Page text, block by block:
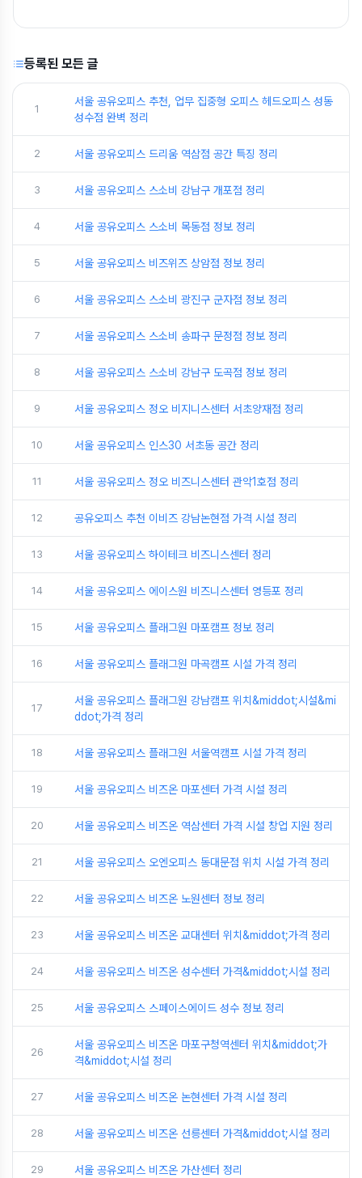
등록된 모든 글
1
서울 공유오피스 추천, 업무 집중형 오피스 헤드오피스 성동
성수점 완벽 정리
2 서울 공유오피스 드리움 역삼점 공간 특징 정리
3 서울 공유오피스 스소비 강남구 개포점 정리
4 서울 공유오피스 스소비 목동점 정보 정리
5 서울 공유오피스 비즈위즈 상암점 정보 정리
6 서울 공유오피스 스소비 광진구 군자점 정보 정리
7 서울 공유오피스 스소비 송파구 문정점 정보 정리
8 서울 공유오피스 스소비 강남구 도곡점 정보 정리
9 서울 공유오피스 정오 비지니스센터 서초양재점 정리
10 서울 공유오피스 인스30 서초동 공간 정리
11 서울 공유오피스 정오 비즈니스센터 관악1호점 정리
12 공유오피스 추천 이비즈 강남논현점 가격 시설 정리
13 서울 공유오피스 하이테크 비즈니스센터 정리
14 서울 공유오피스 에이스원 비즈니스센터 영등포 정리
15 서울 공유오피스 플래그원 마포캠프 정보 정리
16 서울 공유오피스 플래그원 마곡캠프 시설 가격 정리
17
서울 공유오피스 플래그원 강남캠프 위치&middot;시설&mi
ddot;가격 정리
18 서울 공유오피스 플래그원 서울역캠프 시설 가격 정리
19 서울 공유오피스 비즈온 마포센터 가격 시설 정리
20 서울 공유오피스 비즈온 역삼센터 가격 시설 창업 지원 정리
21 서울 공유오피스 오엔오피스 동대문점 위치 시설 가격 정리
22 서울 공유오피스 비즈온 노원센터 정보 정리
23 서울 공유오피스 비즈온 교대센터 위치&middot;가격 정리
24 서울 공유오피스 비즈온 성수센터 가격&middot;시설 정리
25 서울 공유오피스 스페이스에이드 성수 정보 정리
26
서울 공유오피스 비즈온 마포구청역센터 위치&middot;가
격&middot;시설 정리
27 서울 공유오피스 비즈온 논현센터 가격 시설 정리
28 서울 공유오피스 비즈온 선릉센터 가격&middot;시설 정리
29 서울 공유오피스 비즈온 가산센터 정리